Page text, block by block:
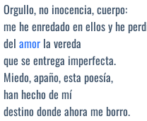
Orgullo, no inocencia, cuerpo:
me he enredado en ellos y he
del amor la vereda
que se entrega imperfecta.
Miedo, apaño, esta poesía,
han hecho de mí
destino donde ahora me borro.